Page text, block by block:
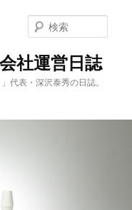
社運営日誌
代表・深沢泰秀の日誌。
索